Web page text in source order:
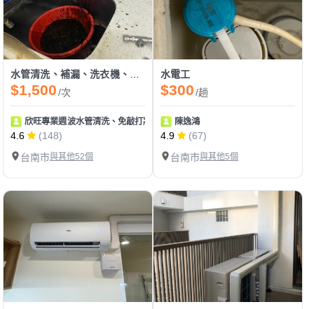
$1,500/次
欣旺專業週波水管清洗、免敲打牆壁補漏、冷氣清洗、排油煙機清洗、水電
4.6
(148)
台南市與其他52個
水電工
$300/趟
陳逸鴻
4.9
(67)
台南市與其他5個